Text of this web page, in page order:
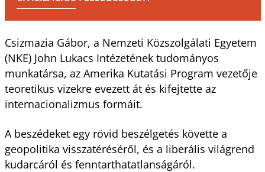
Csizmazia Gábor, a Nemzeti Közszolgálati Egyetem
(NKE) John Lukacs Intézetének tudományos
munkatársa, az Amerika Kutatási Program vezetője
teoretikus vizekre evezett át és kifejtette az
internacionalizmus formáit.
A beszédeket egy rövid beszélgetés követte a
geopolitika visszatéréséről, és a liberális világrend
kudarcáról és fenntarthatatlanságáról.